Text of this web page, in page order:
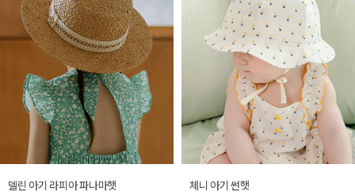
[SIZE ~6Y] 슈미 가디건 [SIZE ~6Y] 마인 니트 가디건